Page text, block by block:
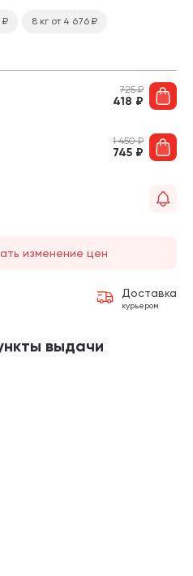
₽ 8 кг от 4 676 ₽
725₽
418 ₽
1 450₽
745 ₽
изменение цен
Доставка
курьером
выдачи